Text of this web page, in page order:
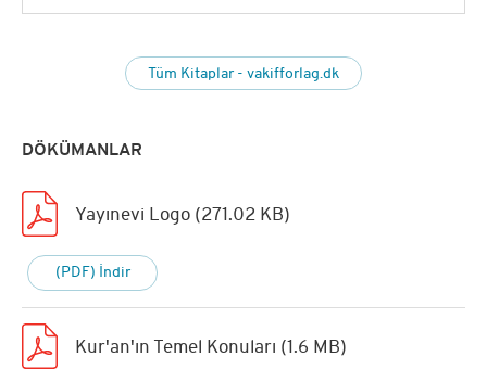
Tüm Kitaplar - vakifforlag.dk
DÖKÜMANLAR
Yayınevi Logo (271.02 KB)
(PDF) İndir
Kur'an'ın Temel Konuları (1.6 MB)